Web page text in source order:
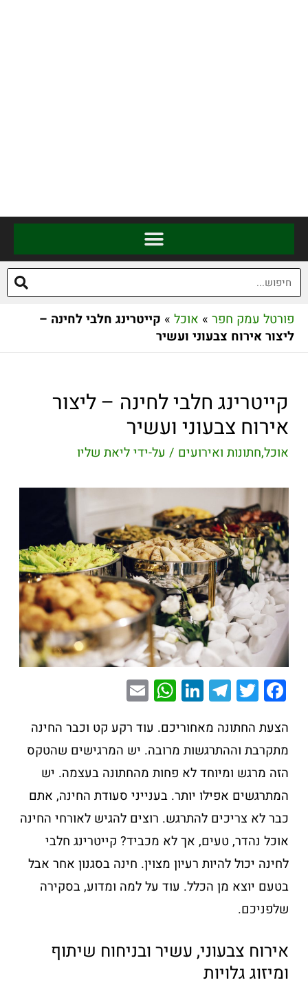
פורטל עמק חפר » אוכל » קייטרינג חלבי לחינה –
ליצור אירוח צבעוני ועשיר
קייטרינג חלבי לחינה – ליצור
אירוח צבעוני ועשיר
אוכל,חתונות ואירועים / על-ידיליאת שליו
F
a
c
e
b
o
o
k
T
wi
tt
er
T
el
e
gr
a
m
Li
n
k
e
dI
n
W
h
at
s
A
p
p
ai
l
הצעת החתונה מאחוריכם. עוד רקע קט וכבר החינה
מתקרבת וההתרגשות מרובה. יש המרגישים שהטקס
הזה מרגש ומיוחד לא פחות מהחתונה בעצמה. יש
המתרגשים אפילו יותר. בענייני סעודת החינה, אתם
כבר לא צריכים להתרגש. רוצים להגיש לאורחי החינה
אוכל נהדר, טעים, אך לא מכביד? קייטרינג חלבי
לחינה יכול להיות רעיון מצוין. חינה בסגנון אחר אבל
בטעם יוצא מן הכלל. עוד על למה ומדוע, בסקירה
שלפניכם.
אירוח צבעוני, עשיר ובניחוח שיתוף
ומיזוג גלויות